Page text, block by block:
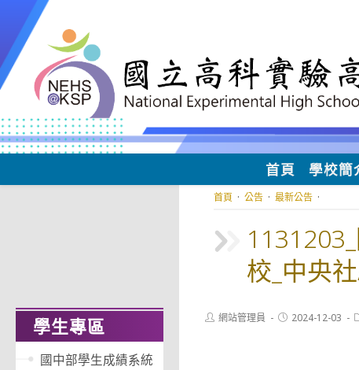
至
主
要
容
首頁 學校
校_中央
首頁 · 公告 · 最新公告 ·
Post網站管理員
Post2024-12-03
學生專區
國中部學生成績系統